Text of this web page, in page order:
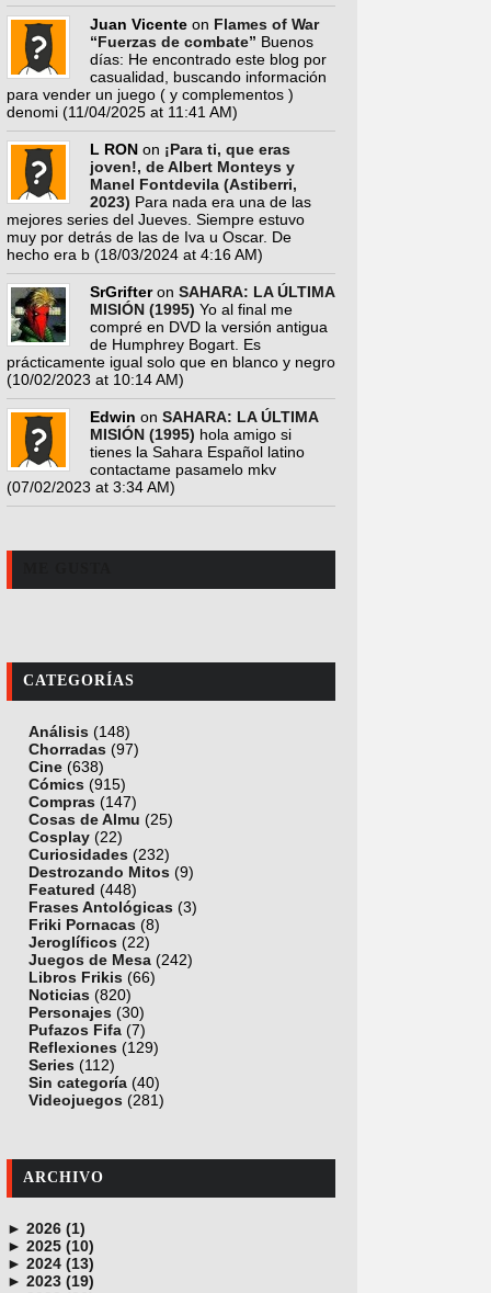
Juan Vicente on Flames of War
“Fuerzas de combate” Buenos
días: He encontrado este blog por
casualidad, buscando información
para vender un juego ( y complementos )
denomi (11/04/2025 at 11:41 AM)
L RON on ¡Para ti, que eras
joven!, de Albert Monteys y
Manel Fontdevila (Astiberri,
2023) Para nada era una de las
mejores series del Jueves. Siempre estuvo
muy por detrás de las de Iva u Oscar. De
hecho era b (18/03/2024 at 4:16 AM)
SrGrifteron SAHARA: LA ÚLTIMA
MISIÓN (1995) Yo al final me
compré en DVD la versión antigua
de Humphrey Bogart. Es
prácticamente igual solo que en blanco y negro
(10/02/2023 at 10:14 AM)
Edwin on SAHARA: LA ÚLTIMA
MISIÓN (1995) hola amigo si
tienes la Sahara Español latino
contactame pasamelo mkv
(07/02/2023 at 3:34 AM)
CATEGORÍAS
Análisis (148)
Chorradas (97)
Cine (638)
Cómics (915)
Compras (147)
Cosas de Almu (25)
Cosplay (22)
Curiosidades (232)
Destrozando Mitos (9)
Featured (448)
Frases Antológicas (3)
Friki Pornacas (8)
Jeroglíficos (22)
Juegos de Mesa (242)
Libros Frikis (66)
Noticias (820)
Personajes (30)
Pufazos Fifa (7)
Reflexiones (129)
Series (112)
Sin categoría (40)
Videojuegos (281)
ARCHIVO
► 2026 (1)
junio (1)
► 2025 (10)
noviembre (1)
octubre (1)
► 2024 (13)
diciembre (4)
► 2023 (19)